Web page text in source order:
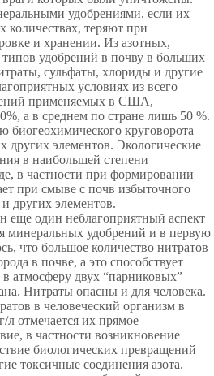
удобрениями, если их
количествах, теряют при
и хранении. Из азотных,
удобрений в почву в больших
сульфаты, хлориды и другие
условиях из всего
применяемых в США,
а в среднем по стране лишь 50 %.
круговорота
других элементов. Экологические
в наибольшей степени
в частности при формировании
при смыве с почв избыточного
других элементов.
еще один неблагоприятный аспект
минеральных удобрений и в первую
что большое количество нитратов
в почве, а это способствует
двух “парниковых”
Нитраты опасны и для человека.
в человеческий организм в
отмечается их прямое
в частности возникновение
биологических превращений
токсичные соединения азота.